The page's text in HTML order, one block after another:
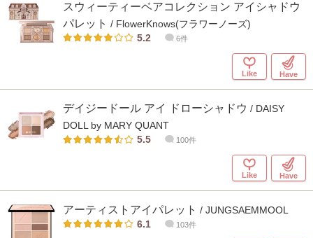
スウィーティーベアコレクション アイシャドウ
パレット / FlowerKnows(フラワーノーズ)
5.2
6件
Like Have
デイジードール アイ ドローシャドウ / DAISY
DOLL by MARY QUANT
5.5
100件
Like Have
アーティストアイパレット / JUNGSAEMMOOL
6.1
103件